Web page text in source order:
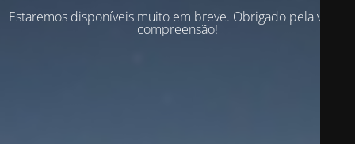
Estaremos disponíveis muito em breve. Obrigado pela vossa
compreensão!